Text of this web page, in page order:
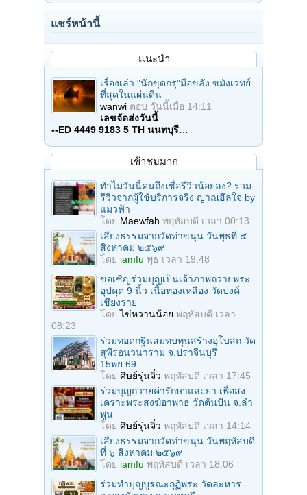
แชร์หน้านี้
แนะนำ
เรื่องเล่า "นักขุดกรุ"มือขลัง ขมังเวทย์
ที่สุดในแผ่นดิน
wanwi ตอบ วันนี้เมื่อ 14:11
เลขจัดส่งวันนี้
--ED 4449 9183 5 TH นนทบุรี…
เข้าชมมาก
ทำไมวันนี้คนถึงเชื่อรีวิวน้อยลง? รวม
รีวิวจากผู้ใช้บริการจริง ญาณฮีลใจ by
แมวฟ้า
โดย Maewfah พฤหัสบดี เวลา 00:13
เสียงธรรมจากวัดท่าขนุน วันพุธที่ ๕
สิงหาคม ๒๕๖๙
โดย iamfu พุธ เวลา 19:48
ขอเชิญร่วมบุญเป็นเจ้าภาพถวายพระ
อุปคุต 9 นิ้ว เนื้อทองเหลือง วัดปงค์
เชียงราย
โดยไข่หวานน้อย พฤหัสบดี เวลา
08:23
ร่วมทอดกฐินสมทบทุนสร้างอุโบสถ วัด
สุพีรอนวนาราม จ.ปราจีนบุรี
15พย.69
โดย ศิษย์รุ่นจิ๋ว พฤหัสบดี เวลา 17:45
ร่วมบุญถวายค่ารักษาและยา เพื่อสง
เคราะพระสงฆ์อาพาธ วัดต้นปัน จ.ลํา
พูน
โดย ศิษย์รุ่นจิ๋ว พฤหัสบดี เวลา 14:14
เสียงธรรมจากวัดท่าขนุน วันพฤหัสบดี
ที่ ๖ สิงหาคม ๒๕๖๙
โดย iamfu พฤหัสบดี เวลา 18:06
ร่วมทําบุญบูรณะกุฏิพระ วัดละหาร